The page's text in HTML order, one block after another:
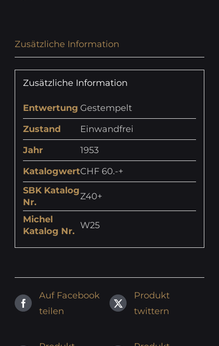
Zusätzliche Information
Zusätzliche Information
Entwertung Gestempelt
Zustand
Einwandfrei
Jahr
1953
KatalogwertCHF 60.-+
SBK Katalog
Nr.
Z40+
Michel
Katalog Nr.
W25
Auf Facebook
teilen
Produkt
twittern